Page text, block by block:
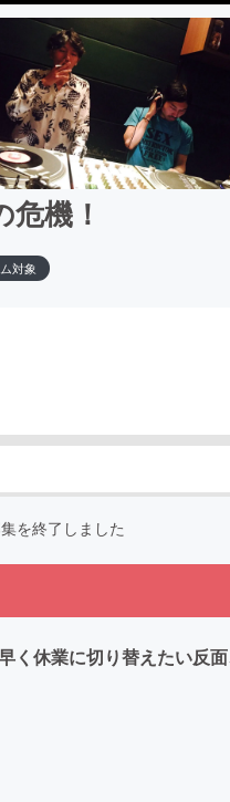
機！
対象
を終了しました
休業に切り替えたい反